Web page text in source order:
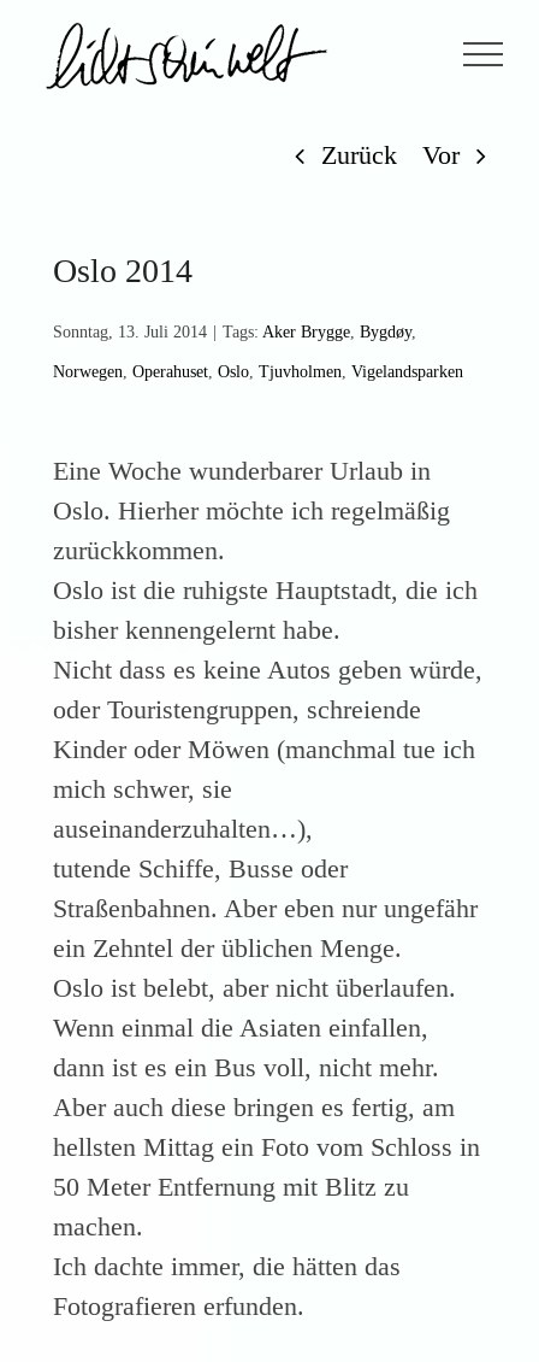
Inhalt
springen
Zurück
Vor
Oslo 2014
Sonntag, 13. Juli 2014 Tags: Aker Brygge, Bygdøy,
Norwegen, Operahuset, Oslo, Tjuvholmen, Vigelandsparken
Eine Woche wunderbarer Urlaub in
Oslo. Hierher möchte ich regelmäßig
zurückkommen.
Oslo ist die ruhigste Hauptstadt, die ich
bisher kennengelernt habe.
Nicht dass es keine Autos geben würde,
oder Touristengruppen, schreiende
Kinder oder Möwen (manchmal tue ich
mich schwer, sie
auseinanderzuhalten…),
tutende Schiffe, Busse oder
Straßenbahnen. Aber eben nur ungefähr
ein Zehntel der üblichen Menge.
Oslo ist belebt, aber nicht überlaufen.
Wenn einmal die Asiaten einfallen,
dann ist es ein Bus voll, nicht mehr.
Aber auch diese bringen es fertig, am
hellsten Mittag ein Foto vom Schloss in
50 Meter Entfernung mit Blitz zu
machen.
Ich dachte immer, die hätten das
Fotografieren erfunden.